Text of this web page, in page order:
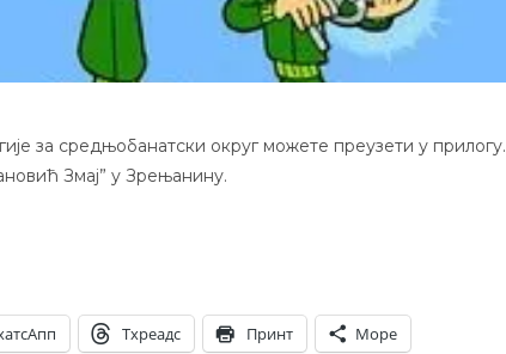
за средњобанатски округ можете преузети у прилогу.
Змај” у Зрењанину.
Тхреадс Принт Море